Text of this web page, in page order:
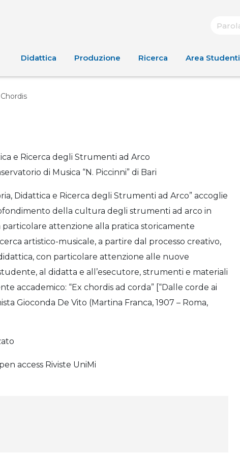
Didattica Produzione Ricerca Area Studenti
e Ricerca degli Strumenti ad Arco
di Musica “N. Piccinni” di Bari
Didattica e Ricerca degli Strumenti ad Arco” accoglie
della cultura degli strumenti ad arco in
particolare attenzione alla pratica storicamente
artistico-musicale, a partire dal processo creativo,
con particolare attenzione alle nuove
al didatta e all’esecutore, strumenti e materiali
accademico: “Ex chordis ad corda” [“Dalle corde ai
Gioconda De Vito (Martina Franca, 1907 – Roma,
access Riviste UniMi